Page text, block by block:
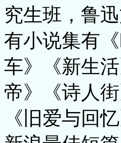
究生班，鲁
有小说集有
车》《新生
帝》《诗人
《旧爱与回